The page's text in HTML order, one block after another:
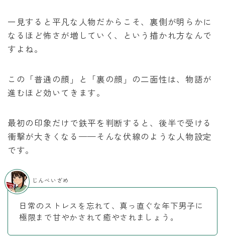
一見すると平凡な人物だからこそ、裏側が明らかに
なるほど怖さが増していく、という描かれ方なんで
すよね。
この「普通の顔」と「裏の顔」の二面性は、物語が
進むほど効いてきます。
最初の印象だけで鉄平を判断すると、後半で受ける
衝撃が大きくなる——そんな伏線のような人物設定
です。
日常のストレスを忘れて、真っ直ぐな年下男子に
極限まで甘やかされて癒やされましょう。
じんべいざめ